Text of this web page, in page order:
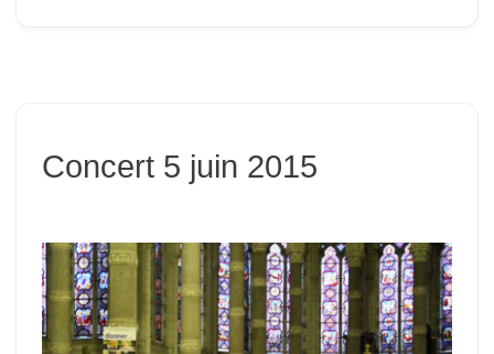
Concert 5 juin 2015